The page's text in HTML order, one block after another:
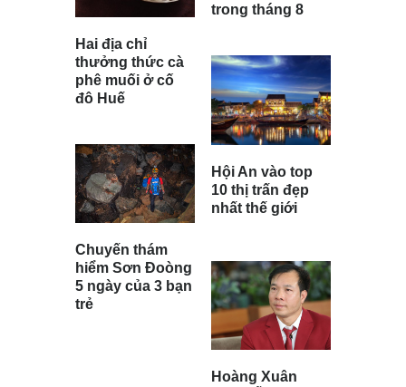
Hai địa chỉ
thưởng thức cà
phê muối ở cố
đô Huế
Chuyến thám
hiểm Sơn Đoòng
5 ngày của 3 bạn
trẻ
trong tháng 8
Hội An vào top
10 thị trấn đẹp
nhất thế giới
Hoàng Xuân